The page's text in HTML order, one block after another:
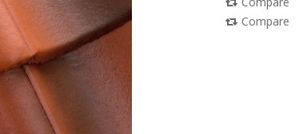
Compare